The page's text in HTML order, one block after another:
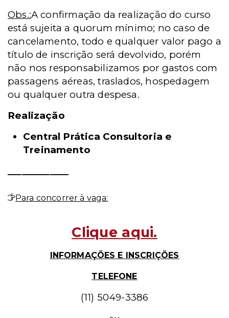
Obs.:A confirmação da realização do curso
está sujeita a quorum mínimo; no caso de
cancelamento, todo e qualquer valor pago a
título de inscrição será devolvido, porém
não nos responsabilizamos por gastos com
passagens aéreas, traslados, hospedagem
ou qualquer outra despesa.
Realização
Central Prática Consultoria e
Treinamento
Para concorrer à vaga:
Clique aqui.
INFORMAÇÕES E INSCRIÇÕES
TELEFONE
(11) 5049-3386